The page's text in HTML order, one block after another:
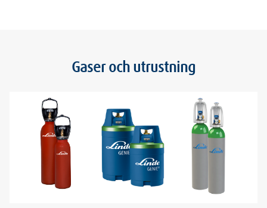
Gaser och utrustning